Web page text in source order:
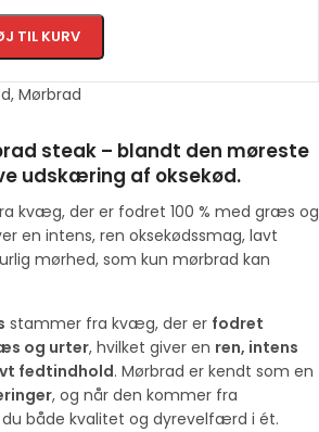
TIL KURV
, Mørbrad
steak – blandt den møreste
udskæring af oksekød.
kvæg, der er fodret 100 % med græs og
en intens, ren oksekødssmag, lavt
mørhed, som kun mørbrad kan
stammer fra kvæg, der er fodret
og urter, hvilket giver en ren, intens
fedtindhold. Mørbrad er kendt som en
, og når den kommer fra
både kvalitet og dyrevelfærd i ét.